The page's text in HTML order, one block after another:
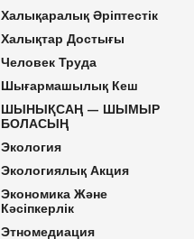
Халықаралық Әріптестік
Халықтар Достығы
Человек Труда
Шығармашылық Кеш
ШЫНЫҚСАҢ — ШЫМЫР
БОЛАСЫҢ
Экология
Экологиялық Акция
Экономика Және
Кәсіпкерлік
Этномедиация